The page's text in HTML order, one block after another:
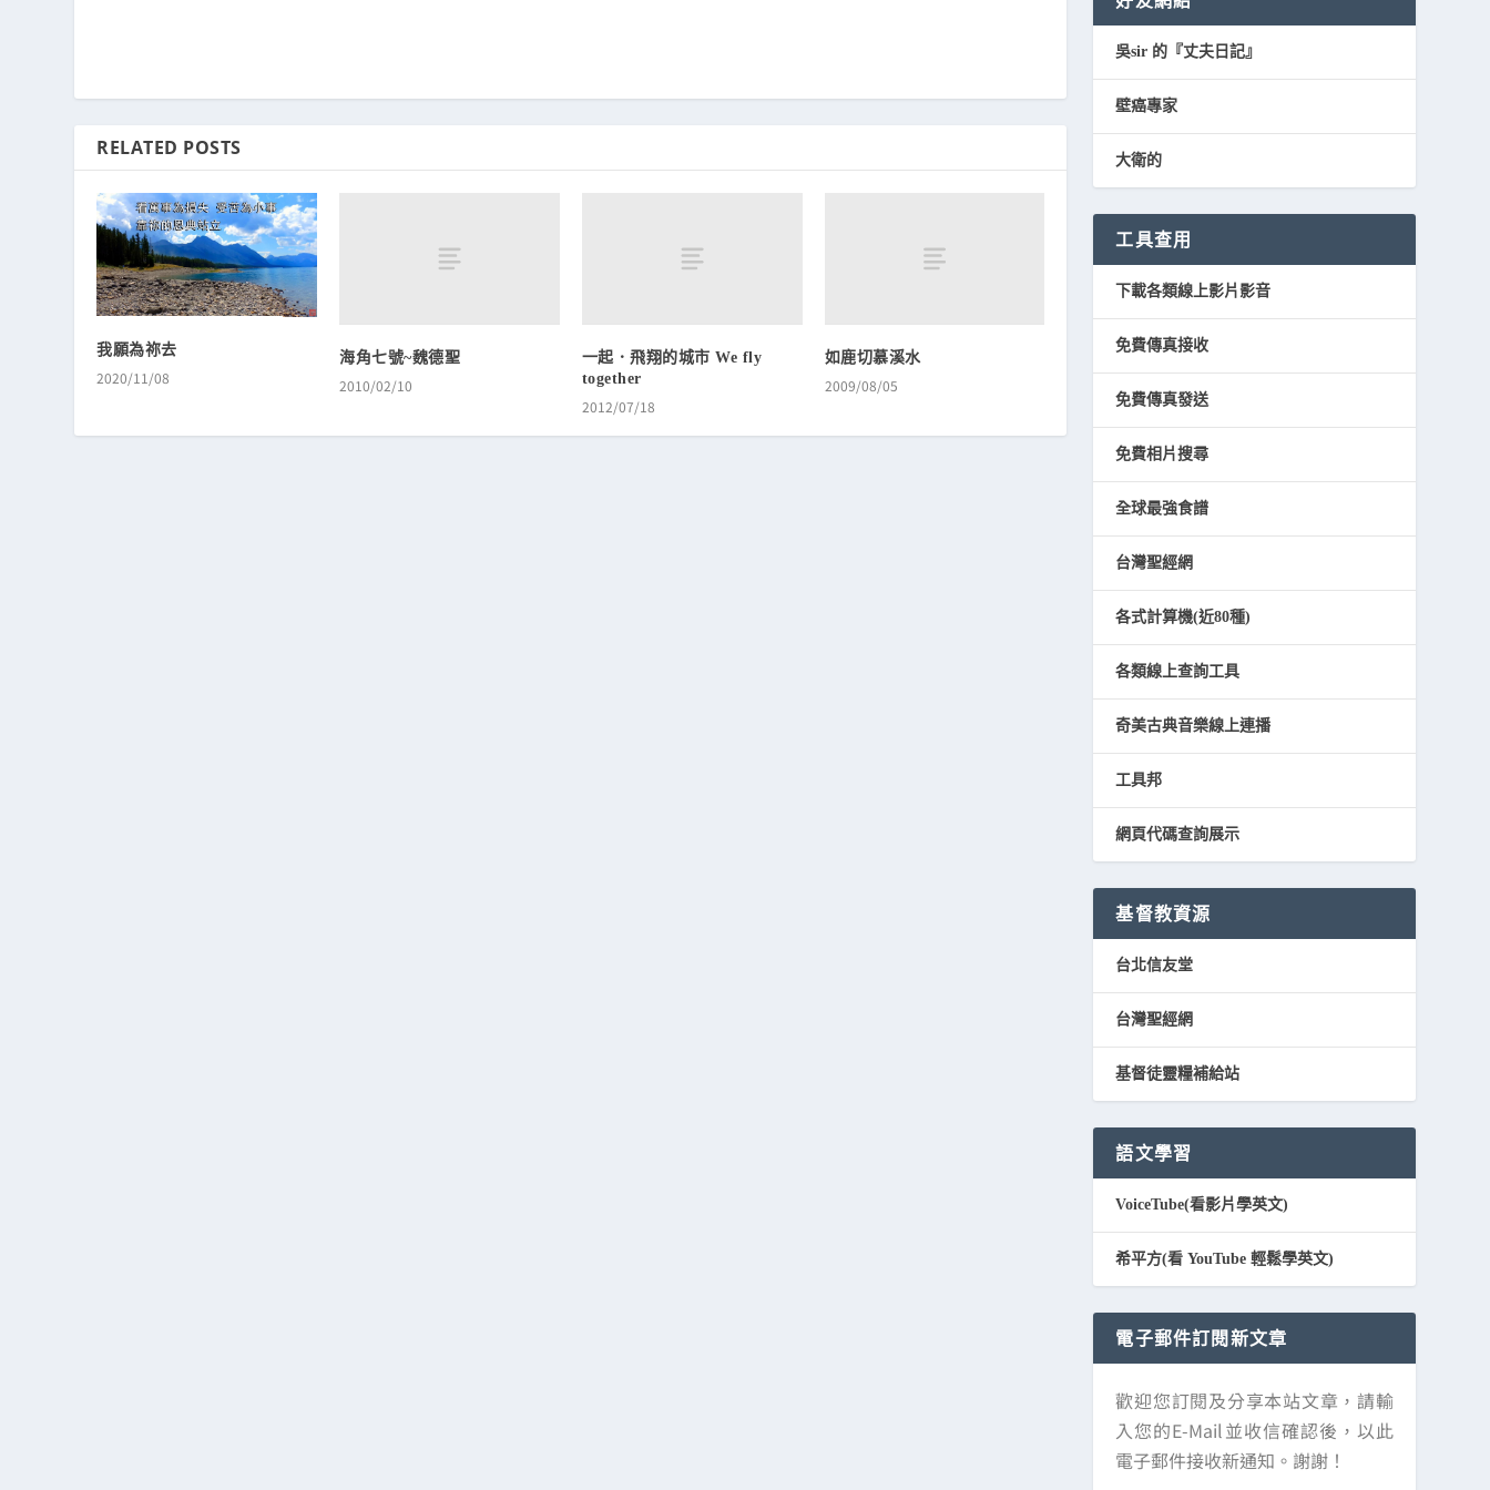
RELATED POSTS
我願為祢去
2020/11/08
海角七號~魏德聖
2010/02/10
一起．飛翔的城市 We fly
together
2012/07/18
如鹿切慕溪水
2009/08/05
吳sir 的『丈夫日記』
壁癌專家
大衛的
工具查用
下載各類線上影片影音
免費傳真接收
免費傳真發送
免費相片搜尋
全球最強食譜
台灣聖經網
各式計算機(近80種)
各類線上查詢工具
奇美古典音樂線上連播
工具邦
網頁代碼查詢展示
基督教資源
台北信友堂
台灣聖經網
基督徒靈糧補給站
語文學習
VoiceTube(看影片學英文)
希平方(看 YouTube 輕鬆學英文)
電子郵件訂閱新文章
歡迎您訂閱及分享本站文章，請輸
入您的E-Mail並收信確認後，以此
電子郵件接收新通知。謝謝！